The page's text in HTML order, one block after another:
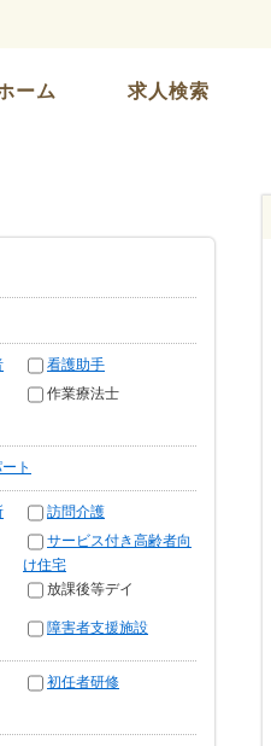
ーム 求人検索
看護助手
作業療法士
ト
訪問介護
サービス付き高齢者向
け住宅
放課後等デイ
障害者支援施設
初任者研修